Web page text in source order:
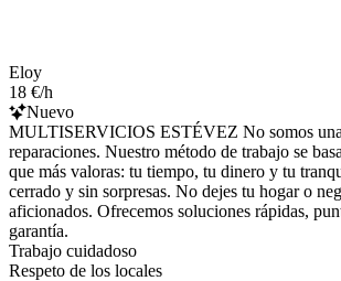
Eloy
18 €/h
Nuevo
MULTISERVICIOS ESTÉVEZ No somos una
reparaciones. Nuestro método de trabajo se
que más valoras: tu tiempo, tu dinero y tu
cerrado y sin sorpresas. No dejes tu hogar o
aficionados. Ofrecemos soluciones rápidas,
garantía.
Trabajo cuidadoso
Respeto de los locales